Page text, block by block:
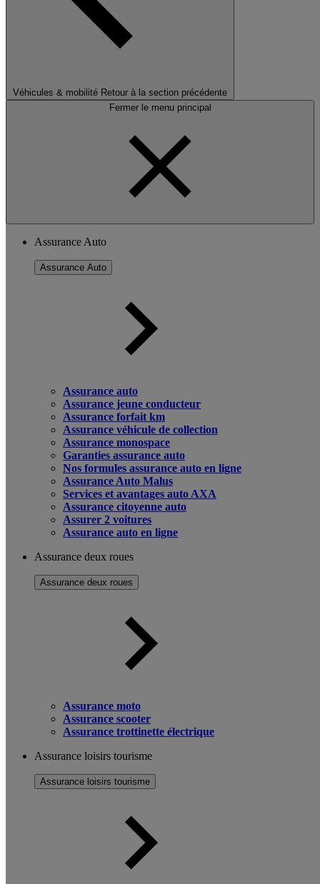
Véhicules & mobilité Retour à la section précédente
Fermer le menu principal
Assurance Auto
Assurance Auto
Assurance auto
Assurance jeune conducteur
Assurance forfait km
Assurance véhicule de collection
Assurance monospace
Garanties assurance auto
Nos formules assurance auto en ligne
Assurance Auto Malus
Services et avantages auto AXA
Assurance citoyenne auto
Assurer 2 voitures
Assurance auto en ligne
Assurance deux roues
Assurance deux roues
Assurance moto
Assurance scooter
Assurance trottinette électrique
Assurance loisirs tourisme
Assurance loisirs tourisme